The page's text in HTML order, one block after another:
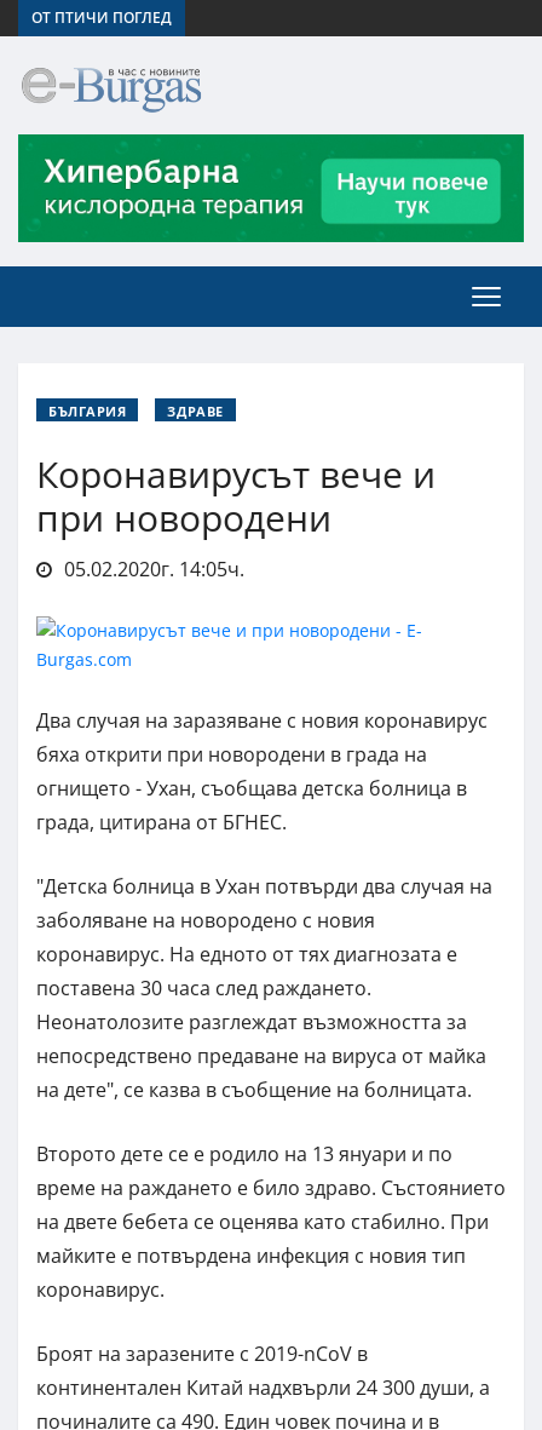
ОТ ПТИЧИ ПОГЛЕД
БЪЛГАРИЯ ЗДРАВЕ
Коронавирусът вече и
при новородени
05.02.2020г. 14:05ч.
Два случая на заразяване с новия коронавирус
бяха открити при новородени в града на
огнището - Ухан, съобщава детска болница в
града, цитирана от БГНЕС.
"Детска болница в Ухан потвърди два случая на
заболяване на новородено с новия
коронавирус. На едното от тях диагнозата е
поставена 30 часа след раждането.
Неонатолозите разглеждат възможността за
непосредствено предаване на вируса от майка
на дете", се казва в съобщение на болницата.
Второто дете се е родило на 13 януари и по
време на раждането е било здраво. Състоянието
на двете бебета се оценява като стабилно. При
майките е потвърдена инфекция с новия тип
коронавирус.
Броят на заразените с 2019-nCoV в
континентален Китай надхвърли 24 300 души, а
починалите са 490. Един човек почина и в